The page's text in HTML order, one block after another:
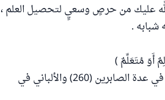
الله عليك من حرصٍ وسعيٍ لتحصيل العلم ،
شبابه .
أَوَ مُتَعَلِّمٌ )
رواه الترمذي (2322) وقال : حسن غريب ، وحسنه ابن القيم في عدة الصابرين (260) والألباني في